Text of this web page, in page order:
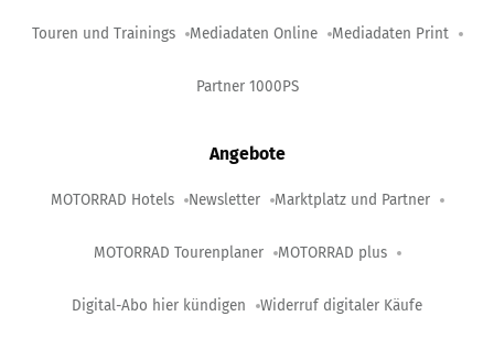
Touren und Trainings Mediadaten Online Mediadaten Print
Partner 1000PS
Angebote
MOTORRAD Hotels Newsletter Marktplatz und Partner
MOTORRAD Tourenplaner MOTORRAD plus
Digital-Abo hier kündigen Widerruf digitaler Käufe